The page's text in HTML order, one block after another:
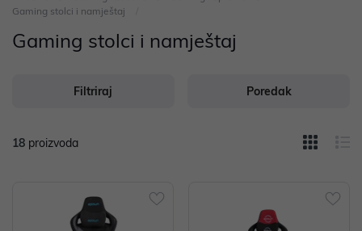
Gaming stolci i namještaj
Gaming stolci i namještaj
Filtriraj Poredak
18 proizvoda